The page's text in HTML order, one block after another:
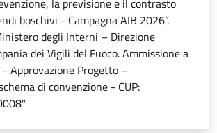
boschivi - Campagna AIB 2026”.
degli Interni – Direzione
dei Vigili del Fuoco. Ammissione a
Approvazione Progetto –
di convenzione - CUP: